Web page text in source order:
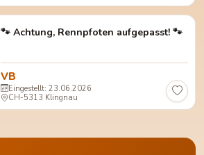
🐾 Achtung, Rennpfoten aufgepasst! 🐾
VB
Eingestellt: 23.06.2026
CH-5313 Klingnau